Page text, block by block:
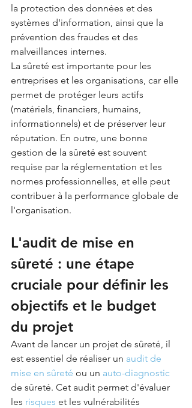
la protection des données et des
systèmes d'information, ainsi que la
prévention des fraudes et des
malveillances internes.
La sûreté est importante pour les
entreprises et les organisations, car elle
permet de protéger leurs actifs
(matériels, financiers, humains,
informationnels) et de préserver leur
réputation. En outre, une bonne
gestion de la sûreté est souvent
requise par la réglementation et les
normes professionnelles, et elle peut
contribuer à la performance globale de
l'organisation.
L'audit de mise en
sûreté : une étape
cruciale pour définir les
objectifs et le budget
du projet
Avant de lancer un projet de sûreté, il
est essentiel de réaliser un audit de
mise en sûreté ou un auto-diagnostic
de sûreté. Cet audit permet d'évaluer
les risques et les vulnérabilités